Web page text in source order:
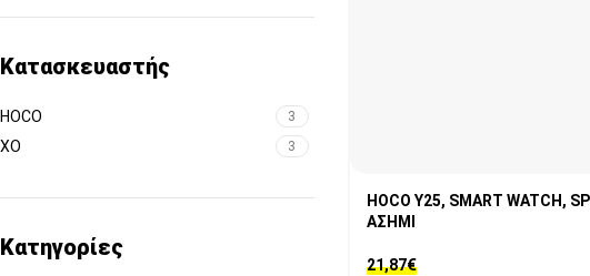
Κατασκευαστής
HOCO 3
XO 3
Κατηγορίες
HOCO Y25, SMART WATCH,
ΑΣΗΜΙ
21,87€